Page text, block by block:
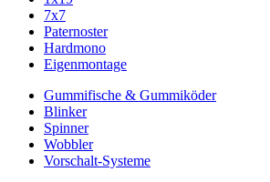
7x7
Paternoster
Hardmono
Eigenmontage
Gummifische & Gummiköder
Blinker
Spinner
Wobbler
Vorschalt-Systeme